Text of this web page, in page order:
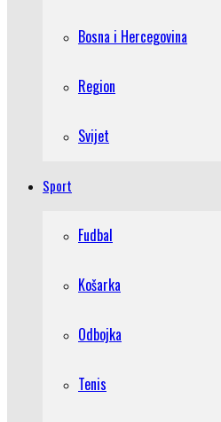
Bosna i Hercegovina
Region
Svijet
Sport
Fudbal
Košarka
Odbojka
Tenis